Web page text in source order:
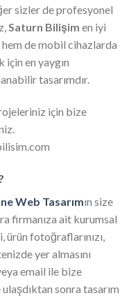
sizler de profesyonel
Saturn Bilişim en iyi
de mobil cihazlarda
en yaygın
tasarımdır.
için bize
Web Tasarımın size
firmanıza ait kurumsal
fotoğraflarınızı,
yer almasını
email ile bize
sonra tasarım